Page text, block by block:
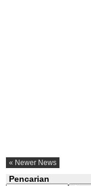
« Newer News
Pencarian